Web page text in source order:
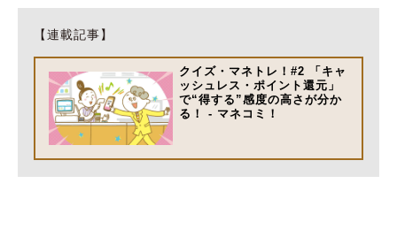
【連載記事】
クイズ・マネトレ！#2 「キャ
ッシュレス・ポイント還元」
で“得する”感度の高さが分か
る！ - マネコミ！